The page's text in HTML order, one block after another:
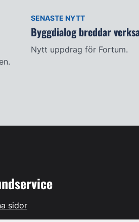
SENASTE NYTT
Byggdialog breddar
Nytt uppdrag för Fortum.
sidor